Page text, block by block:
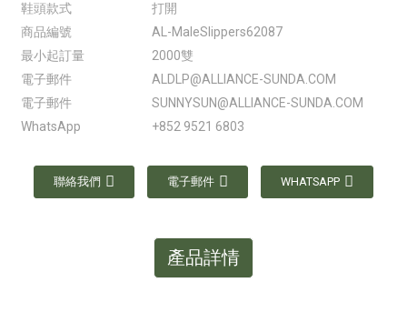
鞋頭款式
打開
商品編號
AL-MaleSlippers62087
最小起訂量
2000雙
電子郵件
ALDLP@ALLIANCE-SUNDA.COM
電子郵件
SUNNYSUN@ALLIANCE-SUNDA.COM
WhatsApp
+852 9521 6803
聯絡我們 電子郵件 WHATSAPP
產品詳情